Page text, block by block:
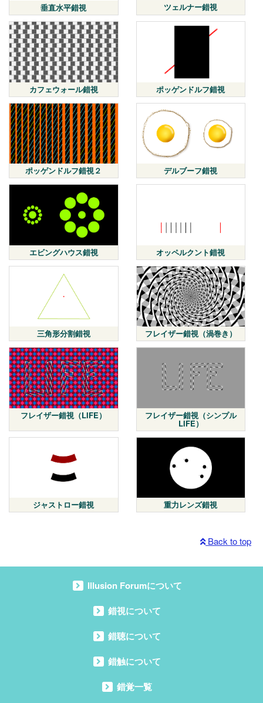
垂直水平錯視 ツェルナー錯視
カフェウォール錯視 ポッゲンドルフ錯視
ポッゲンドルフ錯視２ デルブーフ錯視
エビングハウス錯視 オッペルクント錯視
三角形分割錯視 フレイザー錯視（渦巻き）
フレイザー錯視（LIFE） フレイザー錯視（シンプル
LIFE）
ジャストロー錯視 重力レンズ錯視
Back to top
Illusion Forumについて
錯視について
錯聴について
錯触について
錯覚一覧